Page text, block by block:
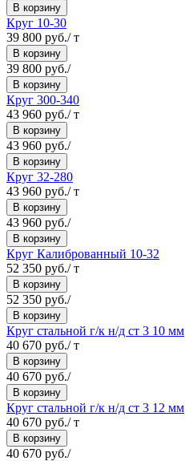
В корзину
Круг 10-30
39 800 руб./ т
В корзину
39 800 руб./
В корзину
Круг 300-340
43 960 руб./ т
В корзину
43 960 руб./
В корзину
Круг 32-280
43 960 руб./ т
В корзину
43 960 руб./
В корзину
Круг Калиброванный 10-32
52 350 руб./ т
В корзину
52 350 руб./
В корзину
Круг стальной г/к н/д ст 3 10 мм
40 670 руб./ т
В корзину
40 670 руб./
В корзину
Круг стальной г/к н/д ст 3 12 мм
40 670 руб./ т
В корзину
40 670 руб./